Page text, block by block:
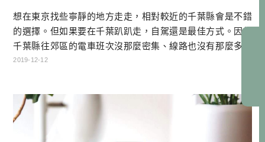
想在東京找些寧靜的地方走走，相對較近的千葉縣會是不錯
的選擇。但如果要在千葉趴趴走，自駕還是最佳方式。因為
千葉縣往郊區的電車班次沒那麼密集、線路也沒有那麼多選
擇。 今天就來跟大家介紹兩個只有自駕才方便抵達的景點，
濃溝瀑布與龜岩洞窟-光之愛心 大山千枚田-綠色稻浪 濃溝瀑
布與龜岩洞窟-光之愛心 […]…
2019-12-12